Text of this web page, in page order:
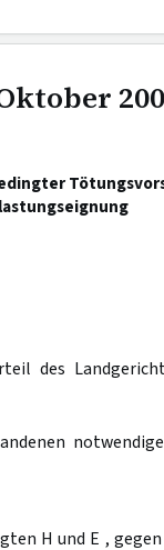
des
H und E , gegen